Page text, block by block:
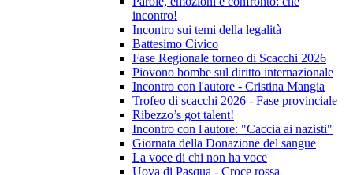
incontro!
Incontro sui temi della legalità
Battesimo Civico
Fase Regionale torneo di Scacchi 2026
Piovono bombe sul diritto internazionale
Incontro con l'autore - Cristina Mangia
Trofeo di scacchi 2026 - Fase provinciale
Ribezzo’s got talent!
Incontro con l'autore: "Caccia ai nazisti"
Giornata della Donazione del sangue
La voce di chi non ha voce
Uova di Pasqua - Croce rossa